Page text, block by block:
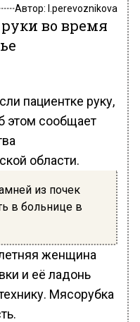
Автор: l.perevoznikova
во время
пациентке руку,
этом сообщает
области.
из почек
в больнице в
женщина
и её ладонь
Мясорубка